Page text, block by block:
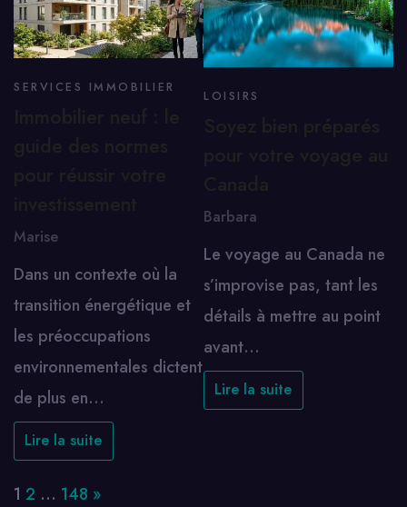
SERVICES IMMOBILIER
Marise
Dans un contexte où la
transition énergétique et
les préoccupations
environnementales dictent
de plus en…
Lire la suite
LOISIRS
Barbara
Le voyage au Canada ne
s’improvise pas, tant les
détails à mettre au point
avant…
Lire la suite
Page:
1 2 … 148 Next
»